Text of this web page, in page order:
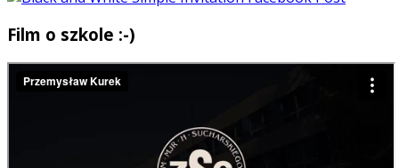
Film o szkole :-)